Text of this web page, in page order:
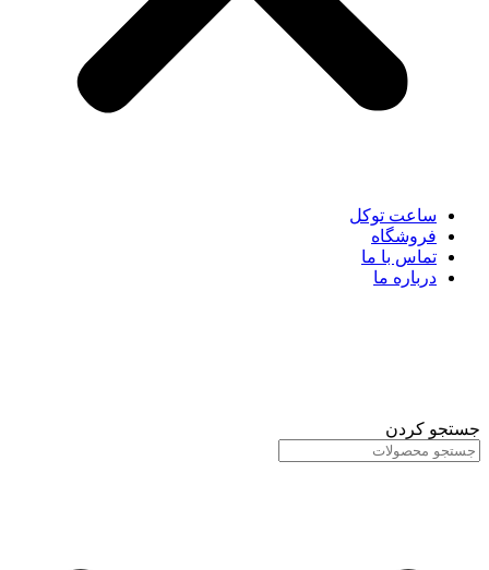
ساعت توکل
فروشگاه
تماس با ما
درباره ما
جستجو کردن